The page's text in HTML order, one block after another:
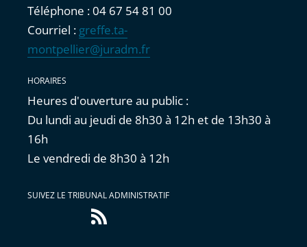
Téléphone : 04 67 54 81 00
Courriel : greffe.ta-
montpellier@juradm.fr
HORAIRES
Heures d'ouverture au public :
Du lundi au jeudi de 8h30 à 12h et de 13h30 à
16h
Le vendredi de 8h30 à 12h
SUIVEZ LE TRIBUNAL ADMINISTRATIF
Flux
RSS